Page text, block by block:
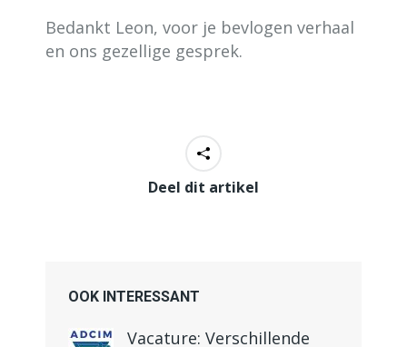
Bedankt Leon, voor je bevlogen verhaal
en ons gezellige gesprek.
Deel dit artikel
OOK INTERESSANT
Vacature: Verschillende